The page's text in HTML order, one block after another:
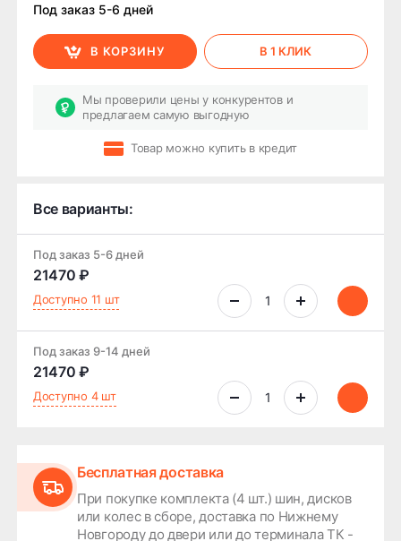
Под заказ 5-6 дней
В КОРЗИНУ В 1 КЛИК
Мы проверили цены у конкурентов и
предлагаем самую выгодную
Товар можно купить в кредит
Все варианты:
Под заказ 5-6 дней
21470 ₽
Доступно 11 шт
Под заказ 9-14 дней
21470 ₽
Доступно 4 шт
Бесплатная доставка
При покупке комплекта (4 шт.) шин, дисков
или колес в сборе, доставка по Нижнему
Новгороду до двери или до терминала ТК -